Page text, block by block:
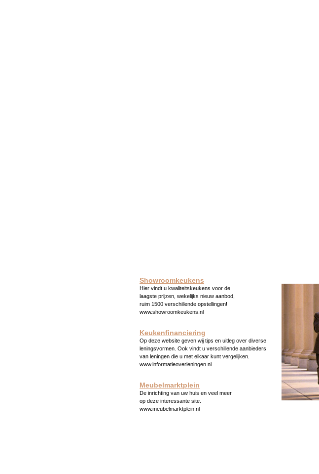
Showroomkeukens
Hier vindt u kwaliteitskeukens voor de
laagste prijzen, wekelijks nieuw aanbod,
ruim 1500 verschillende opstellingen!
www.showroomkeukens.nl
Keukenfinanciering
Op deze website geven wij tips en uitleg over diverse
leningsvormen. Ook vindt u verschillende aanbieders
van leningen die u met elkaar kunt vergelijken.
www.informatieoverleningen.nl
Meubelmarktplein
De inrichting van uw huis en veel meer
op deze interessante site.
www.meubelmarktplein.nl